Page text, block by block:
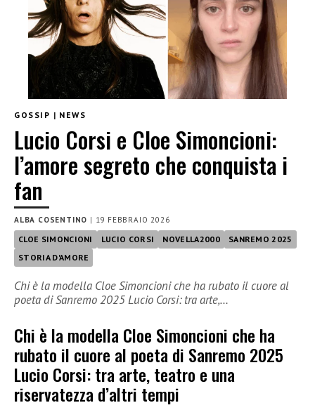
GOSSIP | NEWS
Lucio Corsi e Cloe Simoncioni:
l’amore segreto che conquista i
fan
ALBA COSENTINO | 19 FEBBRAIO 2026
CLOE SIMONCIONI LUCIO CORSI NOVELLA2000
SANREMO 2025
STORIA D'AMORE
Chi è la modella Cloe Simoncioni che ha rubato il cuore al
poeta di Sanremo 2025 Lucio Corsi: tra arte,…
Chi è la modella Cloe Simoncioni che ha
rubato il cuore al poeta di Sanremo 2025
Lucio Corsi: tra arte, teatro e una
riservatezza d’altri tempi